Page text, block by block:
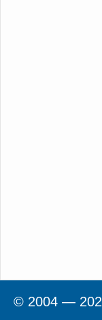
© 2004 —